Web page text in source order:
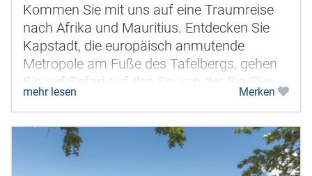
Kommen Sie mit uns auf eine Traumreise
nach Afrika und Mauritius. Entdecken Sie
Kapstadt, die europäisch anmutende
Metropole am Fuße des Tafelbergs, gehen
Sie auf Safari auf den Spuren der Big Five
im Timbavati Game Reserve & Krüger...
mehr lesen Merken